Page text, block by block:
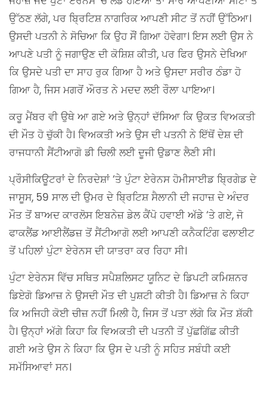
ਉੱਠਣ ਲੱਗੇ, ਪਰ ਬ੍ਰਿਟਿਸ਼ ਨਾਗਰਿਕ ਆਪਣੀ ਸੀਟ ਤੋਂ ਨਹੀਂ ਉੱਠਿਆ।
ਉਸਦੀ ਪਤਨੀ ਨੇ ਸੋਚਿਆ ਕਿ ਉਹ ਸੌਂ ਗਿਆ ਹੋਵੇਗਾ। ਇਸ ਲਈ ਉਸ ਨੇ
ਆਪਣੇ ਪਤੀ ਨੂੰ ਜਗਾਉਣ ਦੀ ਕੋਸ਼ਿਸ਼ ਕੀਤੀ, ਪਰ ਫਿਰ ਉਸਨੇ ਦੇਖਿਆ
ਕਿ ਉਸਦੇ ਪਤੀ ਦਾ ਸਾਹ ਰੁਕ ਗਿਆ ਹੈ ਅਤੇ ਉਸਦਾ ਸਰੀਰ ਠੰਡਾ ਹੋ
ਗਿਆ ਹੈ, ਜਿਸ ਮਗਰੋਂ ਔਰਤ ਨੇ ਮਦਦ ਲਈ ਰੌਲਾ ਪਾਇਆ।
ਕਰੂ ਮੈਂਬਰ ਵੀ ਉਥੇ ਆ ਗਏ ਅਤੇ ਉਨ੍ਹਾਂ ਦੱਸਿਆ ਕਿ ਉਕਤ ਵਿਅਕਤੀ
ਦੀ ਮੌਤ ਹੋ ਚੁੱਕੀ ਹੈ। ਵਿਅਕਤੀ ਅਤੇ ਉਸ ਦੀ ਪਤਨੀ ਨੇ ਇੱਥੋਂ ਦੇਸ਼ ਦੀ
ਰਾਜਧਾਨੀ ਸੈਂਟੀਆਗੋ ਡੀ ਚਿਲੀ ਲਈ ਦੂਜੀ ਉਡਾਣ ਲੈਣੀ ਸੀ।
ਪ੍ਰੌਸੀਕਿਊਟਰਾਂ ਦੇ ਨਿਰਦੇਸ਼ਾਂ ‘ਤੇ ਪੁੰਟਾ ਏਰੇਨਸ ਹੋਮੀਸਾਈਡ ਬ੍ਰਿਗੇਡ ਦੇ
ਜਾਸੂਸ, 59 ਸਾਲ ਦੀ ਉਮਰ ਦੇ ਬ੍ਰਿਟਿਸ਼ ਸੈਲਾਨੀ ਦੀ ਜਹਾਜ਼ ਦੇ ਅੰਦਰ
ਮੌਤ ਤੋਂ ਬਾਅਦ ਕਾਰਲੋਸ ਇਬਨੇਜ਼ ਡੇਲ ਕੈਂਪੋ ਹਵਾਈ ਅੱਡੇ ‘ਤੇ ਗਏ, ਜੋ
ਫਾਕਲੈਂਡ ਆਈਲੈਂਡਜ਼ ਤੋਂ ਸੈਂਟੀਆਗੋ ਲਈ ਆਪਣੀ ਕਨੈਕਟਿੰਗ ਫਲਾਈਟ
ਤੋਂ ਪਹਿਲਾਂ ਪੁੰਟਾ ਏਰੇਨਸ ਦੀ ਯਾਤਰਾ ਕਰ ਰਿਹਾ ਸੀ।
ਪੁੰਟਾ ਏਰੇਨਸ ਵਿੱਚ ਸਥਿਤ ਸਪੈਸ਼ਲਿਸਟ ਯੂਨਿਟ ਦੇ ਡਿਪਟੀ ਕਮਿਸ਼ਨਰ
ਡਿਏਗੋ ਡਿਆਜ਼ ਨੇ ਉਸਦੀ ਮੌਤ ਦੀ ਪੁਸ਼ਟੀ ਕੀਤੀ ਹੈ। ਡਿਆਜ਼ ਨੇ ਕਿਹਾ
ਕਿ ਅਜਿਹੀ ਕੋਈ ਚੀਜ਼ ਨਹੀਂ ਮਿਲੀ ਹੈ, ਜਿਸ ਤੋਂ ਪਤਾ ਲੱਗੇ ਕਿ ਮੌਤ ਸ਼ੱਕੀ
ਹੈ। ਉਨ੍ਹਾਂ ਅੱਗੇ ਕਿਹਾ ਕਿ ਵਿਅਕਤੀ ਦੀ ਪਤਨੀ ਤੋਂ ਪੁੱਛਗਿੱਛ ਕੀਤੀ
ਗਈ ਅਤੇ ਉਸ ਨੇ ਕਿਹਾ ਕਿ ਉਸ ਦੇ ਪਤੀ ਨੂੰ ਸਹਿਤ ਸਬੰਧੀ ਕਈ
ਸਮੱਸਿਆਵਾਂ ਸਨ।